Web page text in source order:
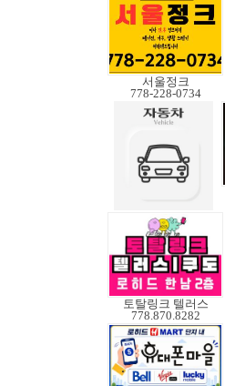
서울정크
778-228-0734
토탈링크 텔러스
778.870.8282